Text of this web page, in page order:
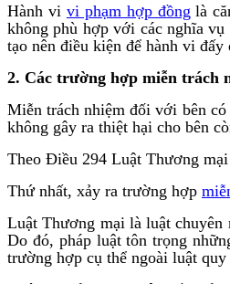
Hành vi vi phạm hợp đồng là
không phù hợp với các nghĩa
tạo nên điều kiện để hành vi
2. Các trường hợp miễn trách
Miễn trách nhiệm đối với bên
không gây ra thiệt hại cho bên
Theo Điều 294 Luật Thương
Thứ nhất, xảy ra trường hợp
Luật Thương mại là luật chuyên
Do đó, pháp luật tôn trọng
trường hợp cụ thể ngoài luật